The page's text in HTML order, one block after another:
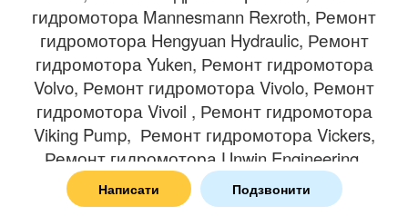
Написати Подзвонити
гидромотора Mannesmann Rexroth, Ремонт
гидромотора Hengyuan Hydraulic, Ремонт
гидромотора Yuken, Ремонт гидромотора
Volvo, Ремонт гидромотора Vivolo, Ремонт
гидромотора Vivoil , Ремонт гидромотора
Viking Pump, Ремонт гидромотора Vickers,
Ремонт гидромотора Unwin Engineering,
Ремонт гидромотора Toyota, Ремонт
гидромотора Uchida, Ремонт гидромотора